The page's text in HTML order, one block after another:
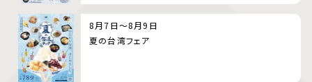
8月7日～8月9日
夏の台湾フェア